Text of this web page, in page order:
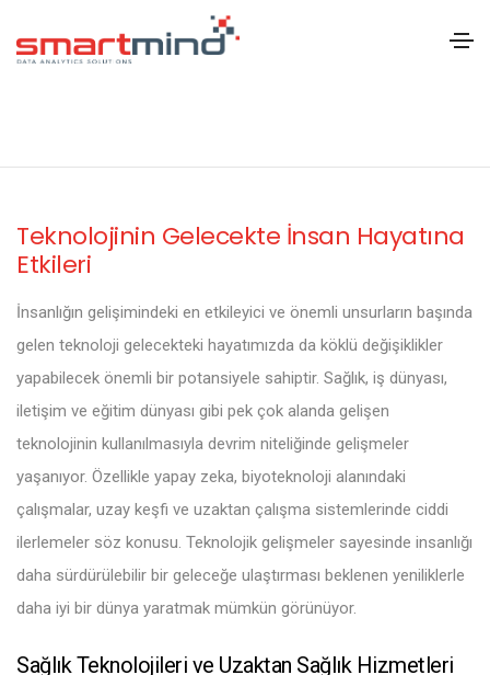
Teknolojinin Gelecekte İnsan Hayatına
Etkileri
İnsanlığın gelişimindeki en etkileyici ve önemli unsurların başında
gelen teknoloji gelecekteki hayatımızda da köklü değişiklikler
yapabilecek önemli bir potansiyele sahiptir. Sağlık, iş dünyası,
iletişim ve eğitim dünyası gibi pek çok alanda gelişen
teknolojinin kullanılmasıyla devrim niteliğinde gelişmeler
yaşanıyor. Özellikle yapay zeka, biyoteknoloji alanındaki
çalışmalar, uzay keşfi ve uzaktan çalışma sistemlerinde ciddi
ilerlemeler söz konusu. Teknolojik gelişmeler sayesinde insanlığı
daha sürdürülebilir bir geleceğe ulaştırması beklenen yeniliklerle
daha iyi bir dünya yaratmak mümkün görünüyor.
Sağlık Teknolojileri ve Uzaktan Sağlık Hizmetleri